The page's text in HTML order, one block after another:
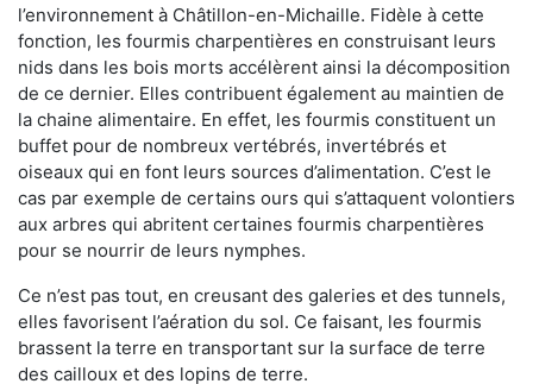
l’environnement à Châtillon-en-Michaille. Fidèle à cette
fonction, les fourmis charpentières en construisant leurs
nids dans les bois morts accélèrent ainsi la décomposition
de ce dernier. Elles contribuent également au maintien de
la chaine alimentaire. En effet, les fourmis constituent un
buffet pour de nombreux vertébrés, invertébrés et
oiseaux qui en font leurs sources d’alimentation. C’est le
cas par exemple de certains ours qui s’attaquent volontiers
aux arbres qui abritent certaines fourmis charpentières
pour se nourrir de leurs nymphes.
Ce n’est pas tout, en creusant des galeries et des tunnels,
elles favorisent l’aération du sol. Ce faisant, les fourmis
brassent la terre en transportant sur la surface de terre
des cailloux et des lopins de terre.